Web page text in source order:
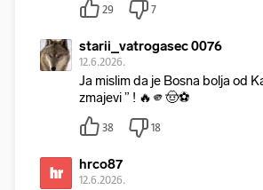
29 7
starii_vatrogasec 0076
12.6.2026.
Ja mislim da je Bosna bolja od
zmajevi ” ! 🔥🫵🤠⚽️
38 18
hr hrco87
12.6.2026.